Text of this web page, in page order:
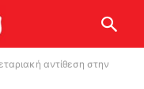
αντίθεση στην